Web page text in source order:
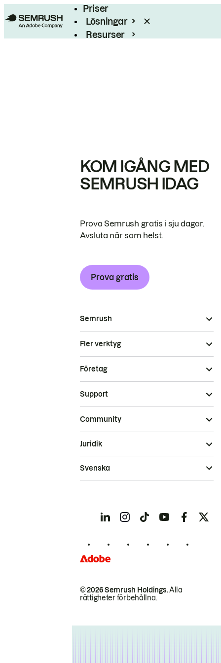
Priser
Lösningar
Resurser
KOM IGÅNG MED
SEMRUSH IDAG
Prova Semrush gratis i sju dagar.
Avsluta när som helst.
Prova gratis
Semrush
Fler verktyg
Företag
Support
Community
© 2026 Semrush Holdings.Alla
rättigheter förbehållna.
Juridik
Svenska